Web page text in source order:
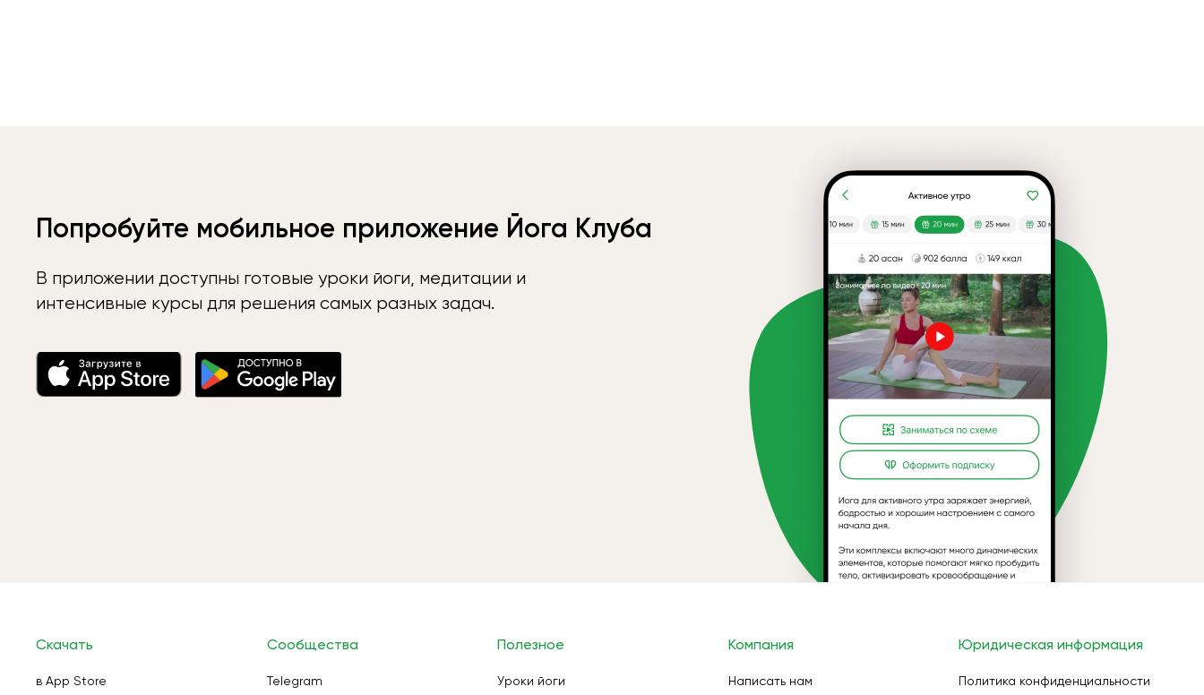
Попробуйте мобильное приложение Йога Клуба
В приложении доступны готовые уроки йоги, медитации и
интенсивные курсы для решения самых разных задач.
Скачать
в App Store
Сообщества
Telegram
Полезное
Уроки йоги
Компания
Написать нам
Юридическая информация
Политика конфиденциальности